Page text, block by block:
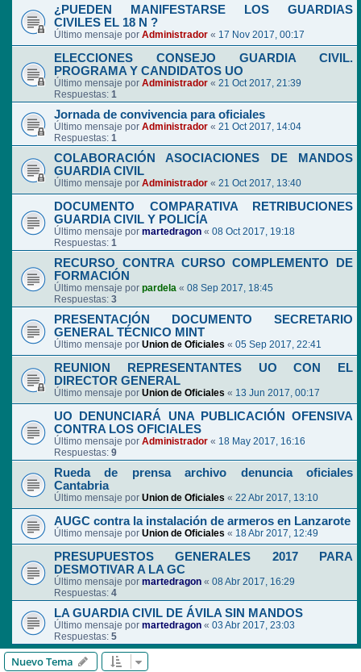
¿PUEDEN MANIFESTARSE LOS GUARDIAS
CIVILES EL 18 N ?
Último mensaje por Administrador « 17 Nov 2017, 00:17
ELECCIONES CONSEJO GUARDIA CIVIL.
PROGRAMA Y CANDIDATOS UO
Último mensaje por Administrador « 21 Oct 2017, 21:39
Respuestas: 1
Jornada de convivencia para oficiales
Último mensaje por Administrador « 21 Oct 2017, 14:04
Respuestas: 1
COLABORACIÓN ASOCIACIONES DE MANDOS
GUARDIA CIVIL
Último mensaje por Administrador « 21 Oct 2017, 13:40
DOCUMENTO COMPARATIVA RETRIBUCIONES
GUARDIA CIVIL Y POLICÍA
Último mensaje por martedragon « 08 Oct 2017, 19:18
Respuestas: 1
RECURSO CONTRA CURSO COMPLEMENTO DE
FORMACIÓN
Último mensaje por pardela « 08 Sep 2017, 18:45
Respuestas: 3
PRESENTACIÓN DOCUMENTO SECRETARIO
GENERAL TÉCNICO MINT
Último mensaje por Union de Oficiales « 05 Sep 2017, 22:41
REUNION REPRESENTANTES UO CON EL
DIRECTOR GENERAL
Último mensaje por Union de Oficiales « 13 Jun 2017, 00:17
UO DENUNCIARÁ UNA PUBLICACIÓN OFENSIVA
CONTRA LOS OFICIALES
Último mensaje por Administrador « 18 May 2017, 16:16
Respuestas: 9
Rueda de prensa archivo denuncia oficiales
Cantabria
Último mensaje por Union de Oficiales « 22 Abr 2017, 13:10
AUGC contra la instalación de armeros en Lanzarote
Último mensaje por Union de Oficiales « 18 Abr 2017, 12:49
PRESUPUESTOS GENERALES 2017 PARA
DESMOTIVAR A LA GC
Último mensaje por martedragon « 08 Abr 2017, 16:29
Respuestas: 4
LA GUARDIA CIVIL DE ÁVILA SIN MANDOS
Último mensaje por martedragon « 03 Abr 2017, 23:03
Respuestas: 5
Nuevo Tema